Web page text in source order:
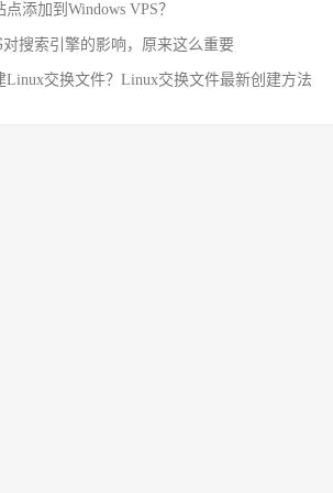
添加到Windows VPS？
对搜索引擎的影响，原来这么重要
Linux交换文件？Linux交换文件最新创建方法